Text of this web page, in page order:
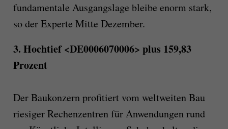
fundamentale Ausgangslage bleibe enorm stark,
so der Experte Mitte Dezember.
3. Hochtief <DE0006070006> plus 159,83
Prozent
Der Baukonzern profitiert vom weltweiten Bau
riesiger Rechenzentren für Anwendungen rund